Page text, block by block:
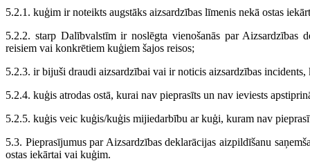
5.2.1. kuģim ir noteikts augstāks aizsardzības līmenis nekā ostas
5.2.2. starp Dalībvalstīm ir noslēgta vienošanās par Aizsardzības
reisiem vai konkrētiem kuģiem šajos reisos;
5.2.3. ir bijuši draudi aizsardzībai vai ir noticis aizsardzības incidents,
5.2.4. kuģis atrodas ostā, kurai nav pieprasīts un nav ieviests
5.2.5. kuģis veic kuģis/kuģis mijiedarbību ar kuģi, kuram nav
5.3. Pieprasījumus par Aizsardzības deklarācijas aizpildīšanu
ostas iekārtai vai kuģim.